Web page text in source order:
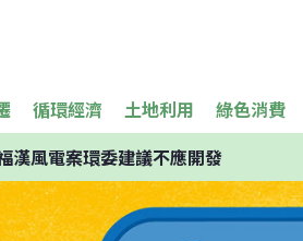
循環經濟 土地利用 綠色消費
漢風電案環委建議不應開發